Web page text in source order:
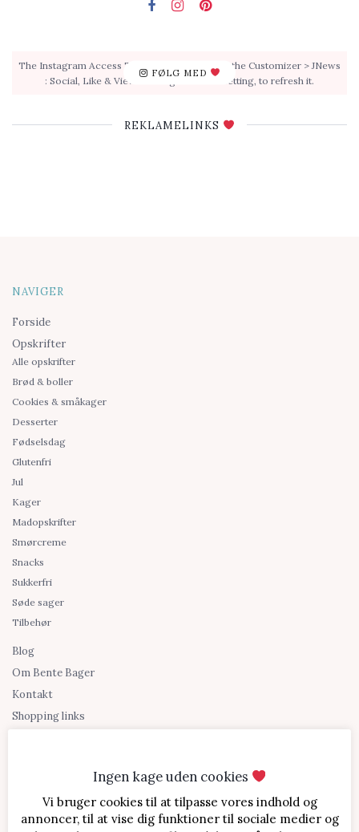
FØLG MED
The Instagram Access Token is expired, Go to the Customizer > JNews
: Social, Like & View > Instagram Feed Setting, to refresh it.
REKLAMELINKS
NAVIGER
Forside
Opskrifter
Alle opskrifter
Brød & boller
Cookies & småkager
Desserter
Fødselsdag
Glutenfri
Jul
Kager
Madopskrifter
Smørcreme
Snacks
Sukkerfri
Søde sager
Tilbehør
Blog
Om Bente Bager
Kontakt
Shopping links
Ingen kage uden cookies
Vi bruger cookies til at tilpasse vores indhold og
annoncer, til at vise dig funktioner til sociale medier og